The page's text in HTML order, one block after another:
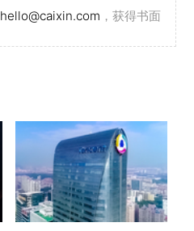
hello@caixin.com ，获得书面